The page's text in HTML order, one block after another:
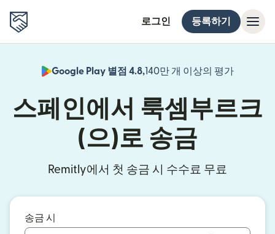
로그인 등록하기
Google Play 별점 4.8,140만 개 이상의 평가
스페인에서 룩셈부르크
(으)로 송금
Remitly에서 첫 송금 시 수수료 무료
송금 시